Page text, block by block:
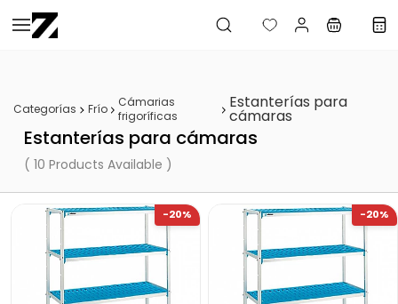
Saltar al
contenido
Categorías Frío
Cámarias
frigoríficas
Estanterías para
cámaras
Estanterías para cámaras
( 10 Products Available )
-20% -20%